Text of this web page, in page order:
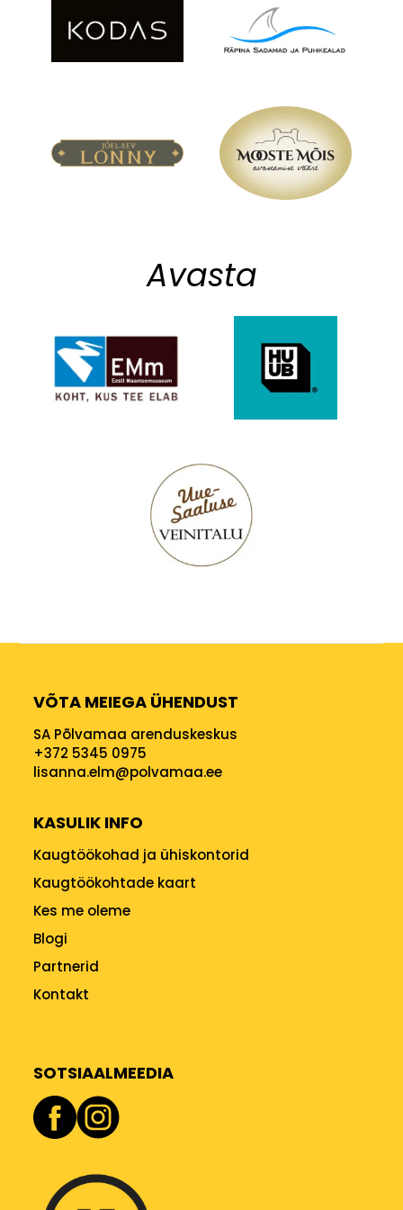
Avasta
VÕTA MEIEGA ÜHENDUST
SA Põlvamaa arenduskeskus
+372 5345 0975
lisanna.elm@polvamaa.ee
KASULIK INFO
Kaugtöökohad ja ühiskontorid
Kaugtöökohtade kaart
Kes me oleme
Blogi
Partnerid
Kontakt
SOTSIAALMEEDIA